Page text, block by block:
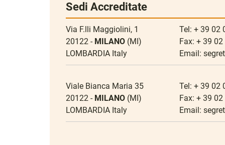
Sedi Accreditate
Via F.lli Maggiolini, 1
20122 - MILANO (MI)
LOMBARDIA Italy
Tel: + 39 02
Fax: + 39
Email:
Viale Bianca Maria 35
20122 - MILANO (MI)
LOMBARDIA Italy
Tel: + 39 02
Fax: + 39
Email: